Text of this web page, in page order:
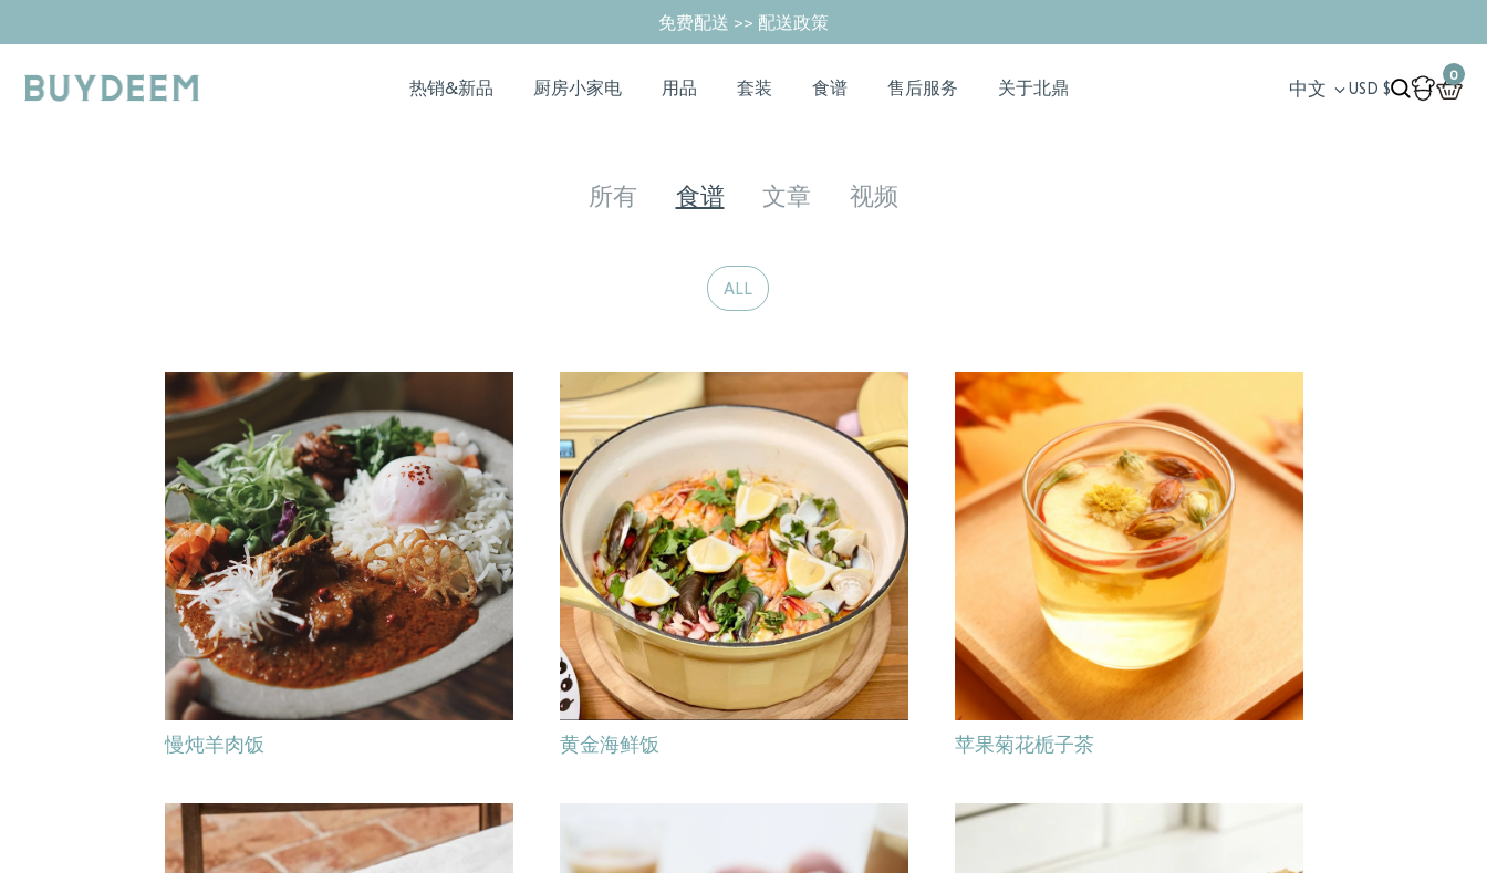
免费配送 >> 配送政策
热销&新品 厨房小家电 用品 套装 食谱 售后服务 关于北鼎 中文 USD $Search
Account
0
Cart
所有 食谱 文章 视频
ALL
慢炖羊肉饭 黄金海鲜饭 苹果菊花栀子茶